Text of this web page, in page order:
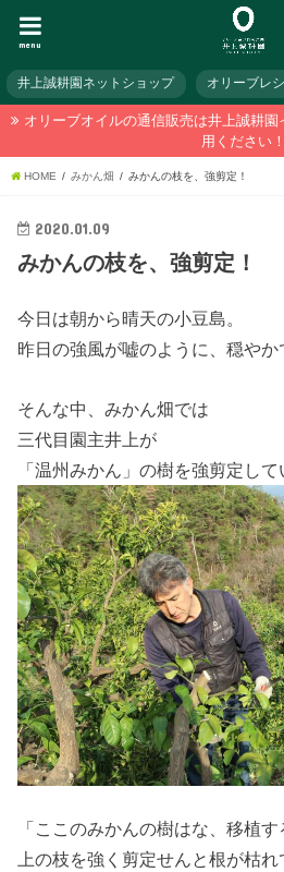
menu
井上誠耕園ネットショップ オリーブレ
オリーブオイルの通信販売は井上誠耕
用ください！
HOME みかん畑 みかんの枝を、強剪定！
2020.01.09
みかんの枝を、強剪定！
今日は朝から晴天の小豆島。
昨日の強風が嘘のように、穏やか
そんな中、みかん畑では
三代目園主井上が
「温州みかん」の樹を強剪定して
「ここのみかんの樹はな、移植す
上の枝を強く剪定せんと根が枯れ